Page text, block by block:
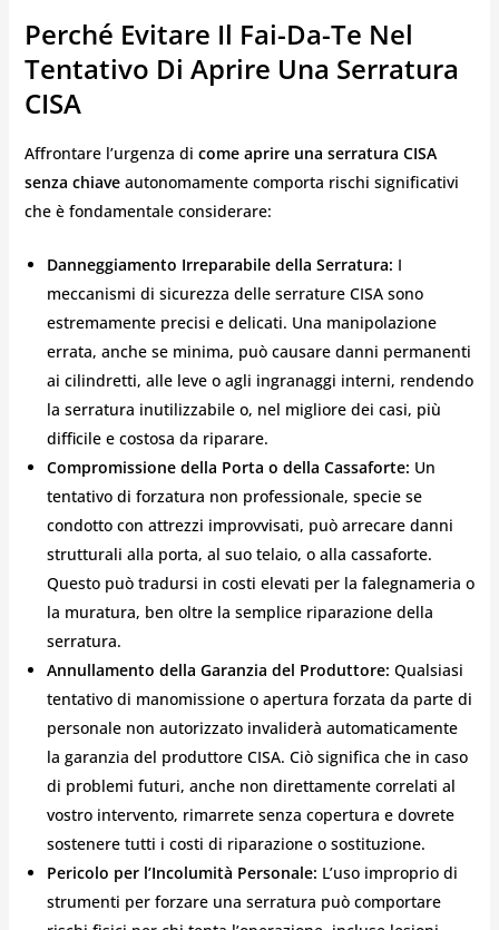
Perché Evitare Il Fai-Da-Te Nel
Tentativo Di Aprire Una Serratura
CISA
Affrontare l’urgenza di come aprire una serratura CISA
senza chiaveautonomamente comporta rischi significativi
che è fondamentale considerare:
Danneggiamento Irreparabile della Serratura: I
meccanismi di sicurezza delle serrature CISA sono
estremamente precisi e delicati. Una manipolazione
errata, anche se minima, può causare danni permanenti
ai cilindretti, alle leve o agli ingranaggi interni, rendendo
la serratura inutilizzabile o, nel migliore dei casi, più
difficile e costosa da riparare.
Compromissione della Porta o della Cassaforte: Un
tentativo di forzatura non professionale, specie se
condotto con attrezzi improvvisati, può arrecare danni
strutturali alla porta, al suo telaio, o alla cassaforte.
Questo può tradursi in costi elevati per la falegnameria o
la muratura, ben oltre la semplice riparazione della
serratura.
Annullamento della Garanzia del Produttore: Qualsiasi
tentativo di manomissione o apertura forzata da parte di
personale non autorizzato invaliderà automaticamente
la garanzia del produttore CISA. Ciò significa che in caso
di problemi futuri, anche non direttamente correlati al
vostro intervento, rimarrete senza copertura e dovrete
sostenere tutti i costi di riparazione o sostituzione.
Pericolo per l’Incolumità Personale: L’uso improprio di
strumenti per forzare una serratura può comportare